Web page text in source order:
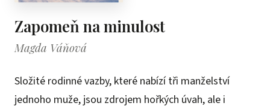
Zapomeň na minulost
Magda Váňová
Složité rodinné vazby, které nabízí tři manželství
jednoho muže, jsou zdrojem hořkých úvah, ale i